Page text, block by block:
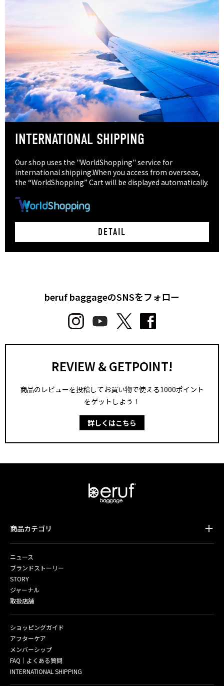
INTERNATIONAL SHIPPING
Our shop uses the "WorldShopping" service for
international shipping.When you access from overseas,
the “WorldShopping” Cart will be displayed automatically.
DETAIL
beruf baggageのSNSをフォロー
REVIEW & GETPOINT!
商品のレビューを投稿してお買い物で使える1000ポイント
をゲットしよう！
詳しくはこちら
商品カテゴリ
ニュース
ブランドストーリー
STORY
ジャーナル
取扱店舗
ショッピングガイド
アフターケア
メンバーシップ
FAQ｜よくある質問
INTERNATIONAL SHIPPING